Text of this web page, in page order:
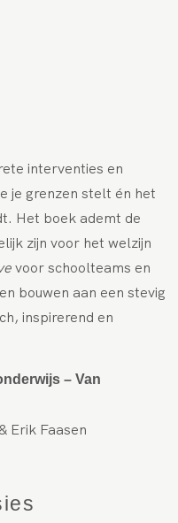
interventies en
je grenzen stelt én het
Het boek ademt de
zijn voor het welzijn
voor schoolteams en
bouwen aan een stevig
inspirerend en
– Van
Erik Faasen